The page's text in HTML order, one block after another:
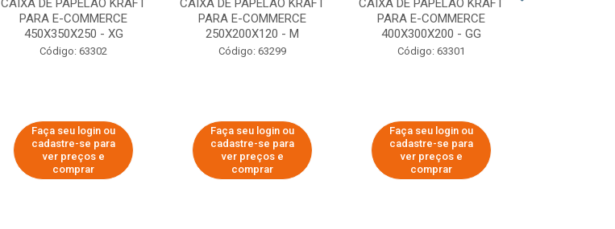
CAIXA DE PAPELÃO KRAFT
PARA E-COMMERCE
450X350X250 - XG
Código: 63302
Faça seu login ou
cadastre-se para
ver preços e
comprar
CAIXA DE PAPELÃO KRAFT
PARA E-COMMERCE
250X200X120 - M
Código: 63299
Faça seu login ou
cadastre-se para
ver preços e
comprar
CAIXA DE PAPELÃO KRAFT
PARA E-COMMERCE
400X300X200 - GG
Código: 63301
Faça seu login ou
cadastre-se para
ver preços e
comprar